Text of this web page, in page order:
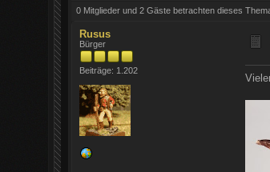
0 Mitglieder und 2 Gäste betrachten dieses
Rusus
Bürger
Beiträge: 1.202